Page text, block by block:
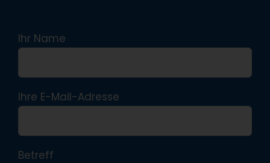
Ihr Name
Ihre E-Mail-Adresse
Betreff